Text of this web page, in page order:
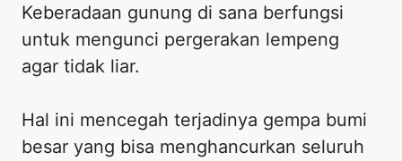
Keberadaan gunung di sana berfungsi
untuk mengunci pergerakan lempeng
agar tidak liar.
Hal ini mencegah terjadinya gempa bumi
besar yang bisa menghancurkan seluruh